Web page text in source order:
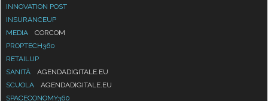
INNOVATION POST
INSURANCEUP
MEDIA
CORCOM
PROPTECH360
RETAILUP
SANITÀ
AGENDADIGITALE.EU
SCUOLA
AGENDADIGITALE.EU
SPACECONOMY360